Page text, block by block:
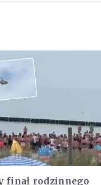
finał rodzinnego